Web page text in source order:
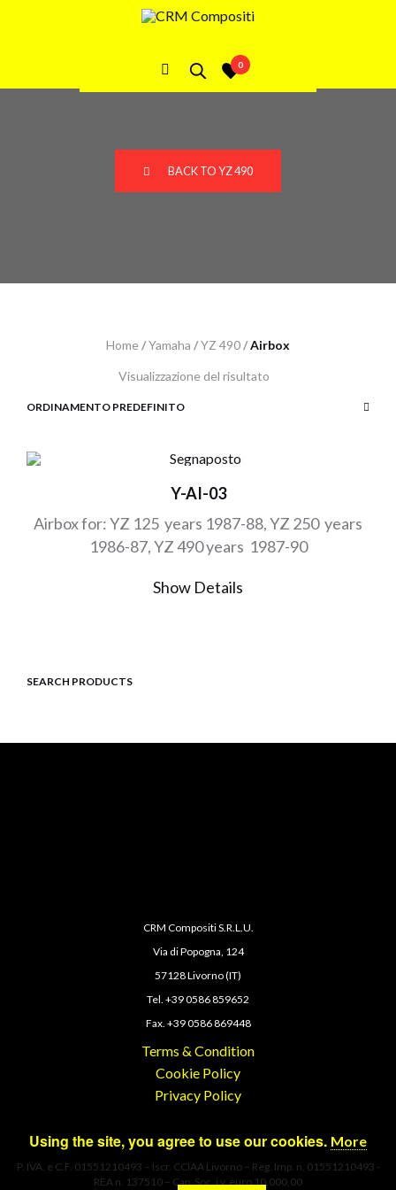
0
YZ 490 Airbox
BACK TO YZ 490
Home/Yamaha /YZ 490/Airbox
Visualizzazione del risultato
Y-AI-03
Airbox for: YZ 125 years 1987-88, YZ 250 years
1986-87, YZ 490 years 1987-90
Show Details
SEARCH PRODUCTS
CRM Compositi S.R.L.U.
Via di Popogna, 124
57128 Livorno (IT)
Tel. +39 0586 859652
Fax. +39 0586 869448
Terms & Condition
Cookie Policy
Privacy Policy
P. IVA. e C.F. 01551210493 – Iscr. CCIAA Livorno – Reg. Imp. n. 01551210493 -
REA n. 137510 – Cap. Soc. i.v. euro 10.000,00
Using the site, you agree to use our cookies. More